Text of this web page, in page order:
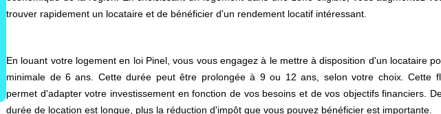
trouver rapidement un locataire et de bénéficier d'un rendement locatif intéressant.
En louant votre logement en loi Pinel, vous vous engagez à le mettre à disposition d'un locataire
minimale de 6 ans. Cette durée peut être prolongée à 9 ou 12 ans, selon votre choix. Cette
permet d'adapter votre investissement en fonction de vos besoins et de vos objectifs financiers.
durée de location est longue, plus la réduction d'impôt que vous pouvez bénéficier est importante.